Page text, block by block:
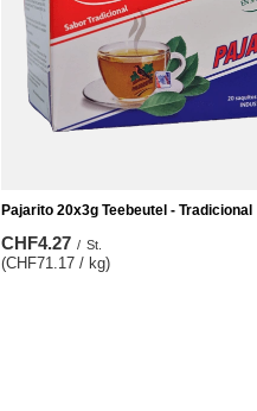
Pajarito 20x3g Teebeutel - Tradicional
CHF4.27 / St.
(CHF71.17 / kg)